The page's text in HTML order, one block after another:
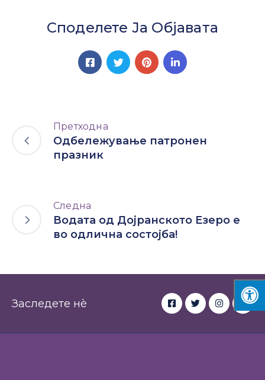
Споделете Ја Објавата
Претходна
Одбележување патронен
празник
Следна
Водата од Дојранското Езеро е
во одлична состојба!
Заследете нè